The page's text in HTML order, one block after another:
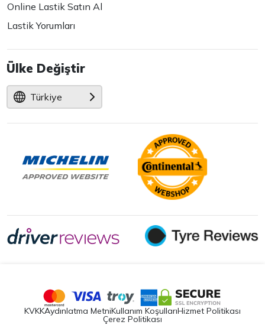
Online Lastik Satın Al
Lastik Yorumları
Ülke Değiştir
Türkiye
KVKKAydınlatma MetniKullanım KoşullarıHizmet Politikası
Çerez Politikası